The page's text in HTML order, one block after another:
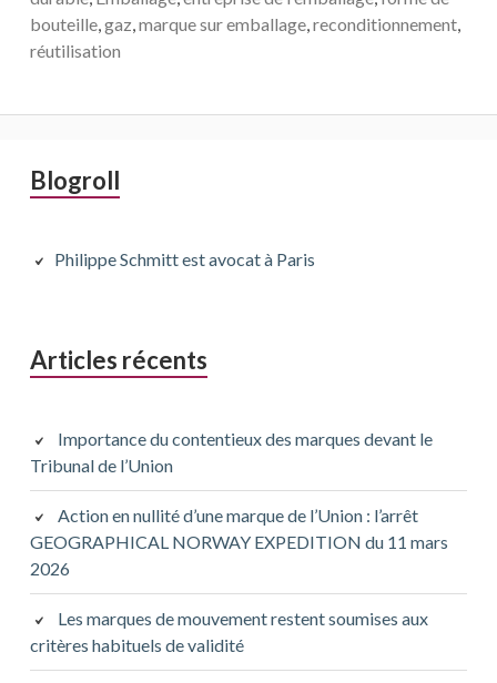
bouteille, gaz marque sur emballage, reconditionnement,
réutilisation
Barre
principale
Blogroll
Philippe Schmitt est avocat à Paris
Articles récents
Importance du contentieux des marques devant le
Tribunal de l’Union
Action en nullité d’une marque de l’Union : l’arrêt
GEOGRAPHICAL NORWAY EXPEDITION du 11 mars
2026
Les marques de mouvement restent soumises aux
critères habituels de validité